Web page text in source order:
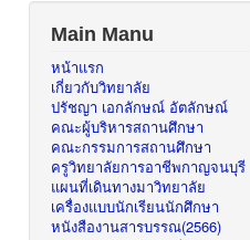
Main Manu
หน้าแรก
เกี่ยวกับวิทยาลัย
ปรัชญา เอกลักษณ์ อัตลักษณ์
คณะผู้บริหารสถานศึกษา
คณะกรรมการสถานศึกษา
ครูวิทยาลัยการอาชีพกาญจนบุรี
แผนที่เดินทางมาวิทยาลัย
เครื่องแบบนักเรียนนักศึกษา
หนังสืองานสารบรรณ(2566)